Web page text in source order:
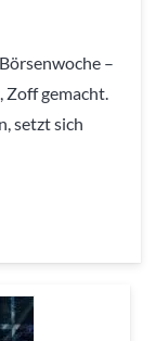
–
gemacht.
setzt sich